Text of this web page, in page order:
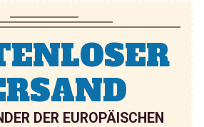
DER EUROPÄISCHEN